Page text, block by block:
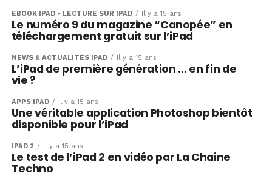
EBOOK IPAD - LECTURE SUR IPAD Il y a 15 ans
Le numéro 9 du magazine “Canopée” en
téléchargement gratuit sur l’iPad
NEWS & ACTUALITÉS IPAD Il y a 15 ans
L’iPad de première génération … en fin de
vie ?
APPS IPAD Il y a 15 ans
Une véritable application Photoshop bientôt
disponible pour l’iPad
IPAD 2 Il y a 15 ans
Le test de l’iPad 2 en vidéo par La Chaine
Techno